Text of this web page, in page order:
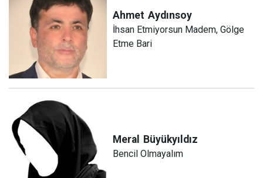
Ahmet Aydınsoy
İhsan Etmiyorsun Madem, Gölge
Etme Bari
Meral Büyükyıldız
Bencil Olmayalım